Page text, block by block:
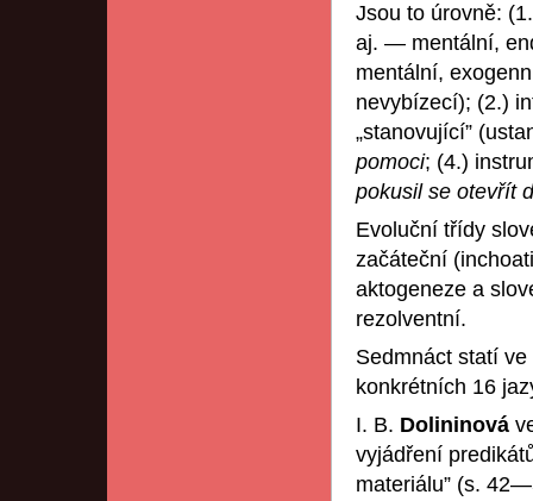
Jsou to úrovně:
aj. — mentální,
mentální,
nevybízecí); (2.)
„stanovující”
pomoci; (4.)
pokusil se otevřít
Evoluční třídy
začáteční
aktogeneze a
rezolventní.
Sedmnáct statí
konkrétních 16
I. B. Dolininová
vyjádření
materiálu” (s.